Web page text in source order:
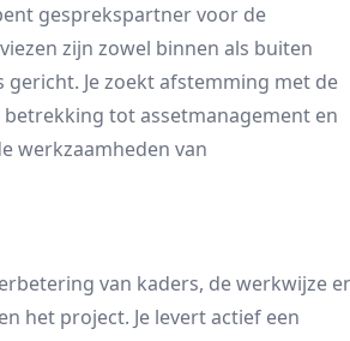
gesprekspartner voor de
zijn zowel binnen als buiten
Je zoekt afstemming met de
tot assetmanagement en
werkzaamheden van
van kaders, de werkwijze
het project. Je levert actief een